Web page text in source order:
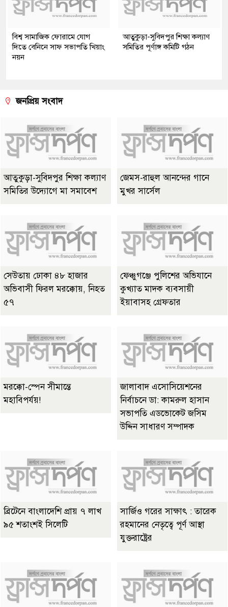
বিশ্ব সামাজিক ফোরামে যোগ
দিতে বেনিনে সাফ সভাপতি খিয়াং
নয়ন
আতুকুড়া-সুবিদপুর শিক্ষা কল্যাণ
সমিতির পূর্ণাঙ্গ কমিটি গঠন
জনপ্রিয় সংবাদ
আতুকুড়া-সুবিদপুর শিক্ষা কল্যাণ
সমিতির উদ্যোগে মা সমাবেশ
জেমস-রাহুল আনন্দের গানে
মুখর সার্সেল
সেউতায় ঢোকা ৪৮ হাজার
অভিবাসী ফিরল মরক্কোয়, নিহত
৫৭
ফেঞ্চুগঞ্জে পুলিশের অভিযানে
কুখ্যাত মাদক ব্যবসায়ী
ইয়াবাসহ গ্রেফতার
মরক্কো-স্পেন সীমান্তে
মহাবিপর্যয়!
জালাবাদ এসোসিয়েশনের
নির্বাচনে ডা: কামরুল হাসান
সভাপতি এডভোকেট জসিম
উদ্দিন সাধারণ সম্পাদক
ব্রিটেনে বাংলাদেশি প্রায় ৭ লাখ
৯৫ শতাংশই সিলেটি
সার্জিও গরের সাক্ষাৎ : তারেক
রহমানের নেতৃত্বে পূর্ণ আস্থা
যুক্তরাষ্ট্রের